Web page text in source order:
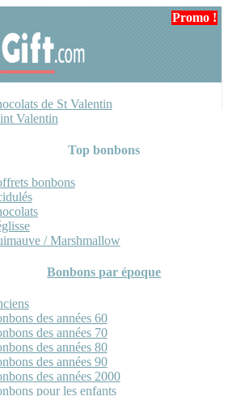
de St Valentin
Valentin
Top bonbons
bonbons
/ Marshmallow
Bonbons par époque
des années 60
des années 70
des années 80
des années 90
des années 2000
pour les enfants
Promo !
Promo !
Promo !
Promo !